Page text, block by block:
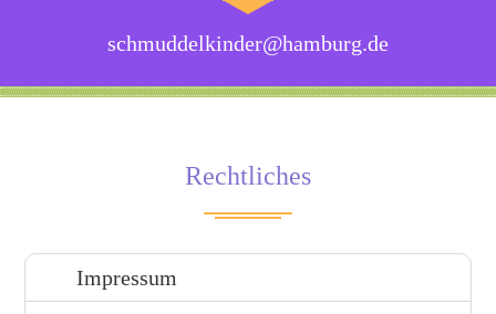
schmuddelkinder@hamburg.de
Rechtliches
Impressum